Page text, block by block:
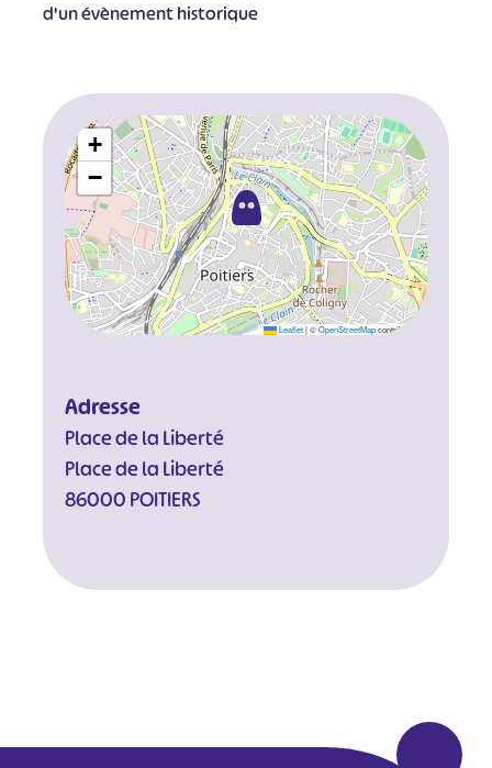
d'un évènement historique
+
−
Leaflet |©OpenStreetMapcontributors
Adresse
Place de la Liberté
Place de la Liberté
86000 POITIERS